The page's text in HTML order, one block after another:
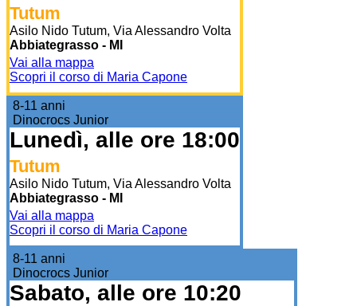
Tutum
Asilo Nido Tutum, Via Alessandro Volta
Abbiategrasso - MI
Vai alla mappa
Scopri il corso di Maria Capone
8-11 anni
Dinocrocs Junior
Lunedì, alle ore 18:00
Tutum
Asilo Nido Tutum, Via Alessandro Volta
Abbiategrasso - MI
Vai alla mappa
Scopri il corso di Maria Capone
8-11 anni
Dinocrocs Junior
Sabato, alle ore 10:20